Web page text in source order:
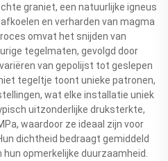
graniet, een natuurlijke igneus
en verharden van magma
omvat het snijden van
tegelmaten, gevolgd door
van gepolijst tot geslepen
tegeltje toont unieke patronen,
wat elke installatie uniek
uitzonderlijke druksterkte,
waardoor ze ideaal zijn voor
dichtheid bedraagt gemiddeld
opmerkelijke duurzaamheid.